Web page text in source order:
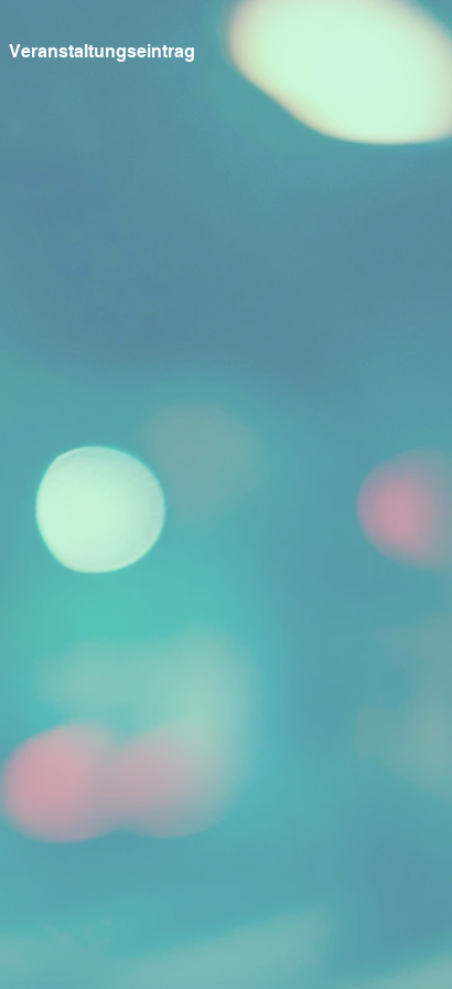
Veranstaltungseintrag